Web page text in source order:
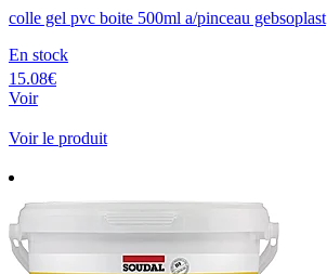
colle gel pvc boite 500ml a/pinceau gebsoplast
En stock
15.08€
Voir
Voir le produit